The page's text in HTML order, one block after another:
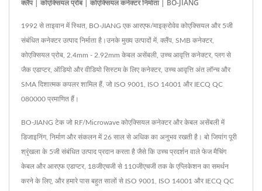
क्लैंप | कोएक्सियल प्रोब | कोएक्सियल कनेक्टर निर्माता | BO-JIANG
1992 से ताइवान में स्थित, BO-JIANG एक आरएफ/माइक्रोवेव कोएक्सियल और 5जी
संबंधित कनेक्टर उत्पाद निर्माता है।उनके मुख्य उत्पादों में, क्लैंप, SMB कनेक्टर,
कोएक्सियल प्रोब, 2.4mm - 2.92mm केबल असेंबली, उच्च आवृत्ति कनेक्टर, प्लग से
जैक एडाप्टर, ऑडियो और वीडियो सिस्टम के लिए कनेक्टर, उच्च आवृत्ति अंत लॉन्च और
SMA दिशात्मक कपलर शामिल हैं, जो ISO 9001, ISO 14001 और IECQ QC
080000 प्रमाणित हैं।
BO-JIANG टेक जो RF/Microwave कोएक्सियल कनेक्टर और केबल असेंबली में
डिजाइनिंग, निर्माण और संकलन में 26 साल से अधिक का अनुभव रखती है। बो जियांग पूरी
श्रृंखला के 5जी संबंधित उत्पाद प्रदान करता है जैसे कि उच्च प्रदर्शन वाले फेज मैचिंग
केबल और आरएफ एडाप्टर, 18जीएचजी से 110जीएचजी तक के एप्लिकेशन का समर्थन
करने के लिए, और हमारे पास बहुत सालों से ISO 9001, ISO 14001 और IECQ QC